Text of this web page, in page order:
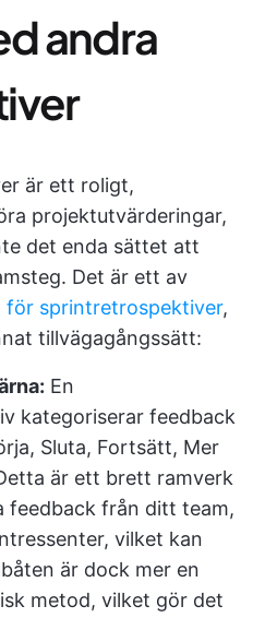
andra
är ett roligt,
projektutvärderingar,
det enda sättet att
Det är ett av
för sprintretrospektiver,
tillvägagångssätt:
En
kategoriserar feedback
Sluta, Fortsätt, Mer
är ett brett ramverk
feedback från ditt team,
vilket kan
är dock mer en
metod, vilket gör det